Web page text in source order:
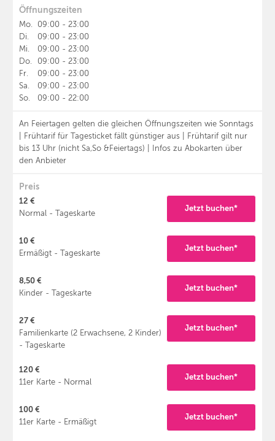
Öffnungszeiten
Mo. 09:00 - 23:00
Di.
09:00 - 23:00
Mi.
09:00 - 23:00
Do.
09:00 - 23:00
Fr.
09:00 - 23:00
Sa.
09:00 - 23:00
So.
09:00 - 22:00
An Feiertagen gelten die gleichen Öffnungszeiten wie Sonntags
| Frühtarif für Tagesticket fällt günstiger aus | Frühtarif gilt nur
bis 13 Uhr (nicht Sa,So &Feiertags) | Infos zu Abokarten über
den Anbieter
Preis
12 €
Normal - Tageskarte
Jetzt buchen*
10 €
Ermäßigt - Tageskarte
Jetzt buchen*
8,50 €
Kinder - Tageskarte
Jetzt buchen*
27 €
Familienkarte (2 Erwachsene, 2 Kinder)
- Tageskarte
Jetzt buchen*
120 €
11er Karte - Normal
Jetzt buchen*
100 €
11er Karte - Ermäßigt
Jetzt buchen*